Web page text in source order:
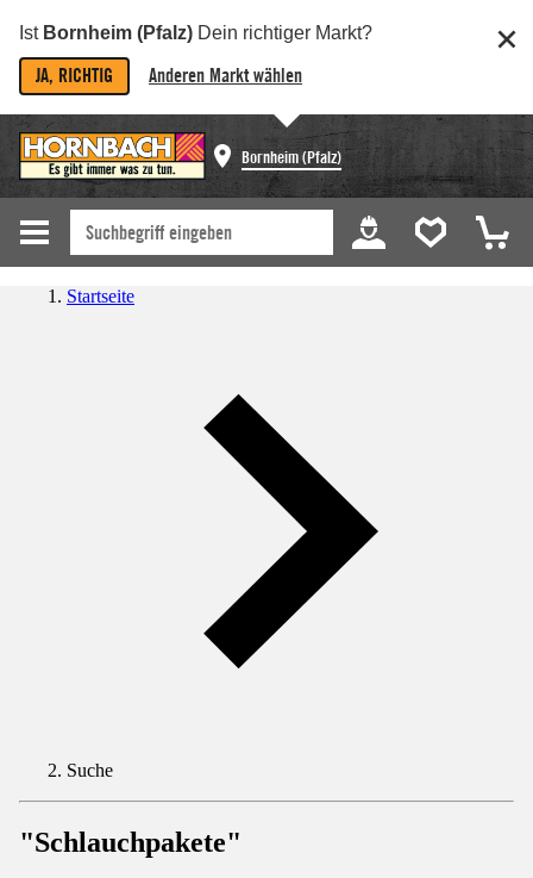
Ist Bornheim (Pfalz) Dein richtiger Markt?
JA, RICHTIG Anderen Markt wählen
Bornheim (Pfalz)
Startseite
Suche
"Schlauchpakete"